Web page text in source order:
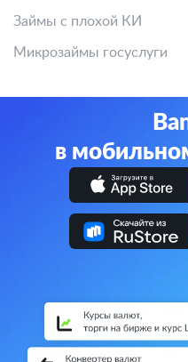
Займы с плохой КИ
Микрозаймы госуслуги
в